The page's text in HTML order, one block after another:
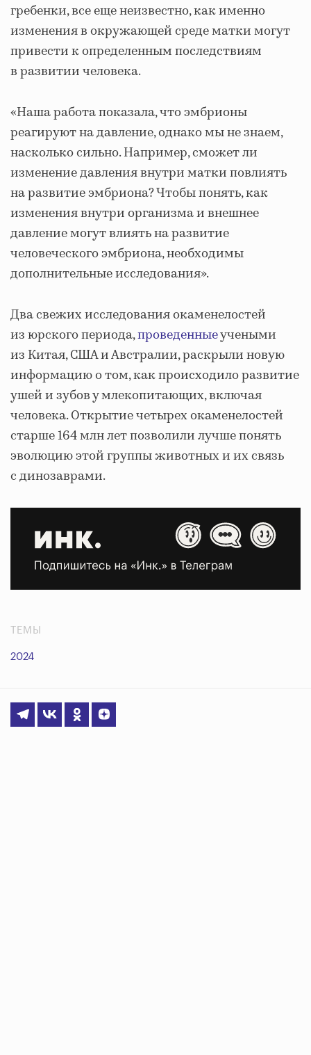
гребенки, все еще неизвестно, как именно
изменения в окружающей среде матки могут
привести к определенным последствиям
в развитии человека.
«Наша работа показала, что эмбрионы
реагируют на давление, однако мы не знаем,
насколько сильно. Например, сможет ли
изменение давления внутри матки повлиять
на развитие эмбриона? Чтобы понять, как
изменения внутри организма и внешнее
давление могут влиять на развитие
человеческого эмбриона, необходимы
дополнительные исследования».
Два свежих исследования окаменелостей
из юрского периода,проведенныеучеными
из Китая, США и Австралии, раскрыли новую
информацию о том, как происходило развитие
ушей и зубов у млекопитающих, включая
человека. Открытие четырех окаменелостей
старше 164 млн лет позволили лучше понять
эволюцию этой группы животных и их связь
с динозаврами.
ТЕМЫ
2024